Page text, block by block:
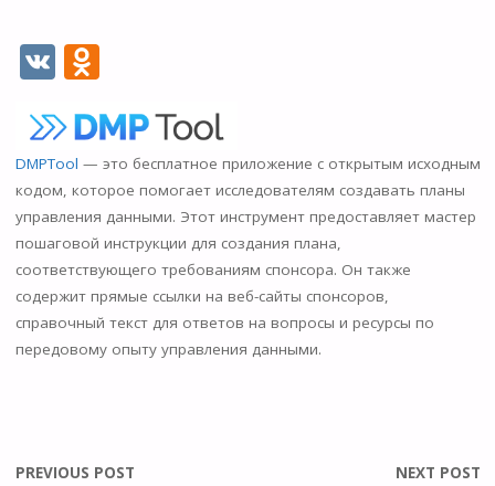
V O
n
o
kl
as
s
ni
ki
DMPTool — это бесплатное приложение с открытым исходным
кодом, которое помогает исследователям создавать планы
управления данными. Этот инструмент предоставляет мастер
пошаговой инструкции для создания плана,
соответствующего требованиям спонсора. Он также
содержит прямые ссылки на веб-сайты спонсоров,
справочный текст для ответов на вопросы и ресурсы по
передовому опыту управления данными.
PREVIOUS POST NEXT POST